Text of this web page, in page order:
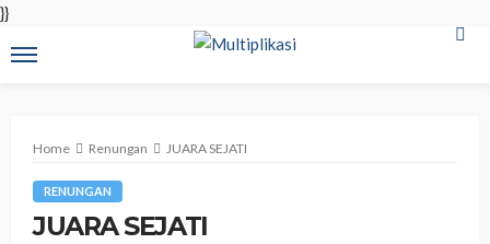
}}
Home Renungan JUARA SEJATI
RENUNGAN
JUARA SEJATI